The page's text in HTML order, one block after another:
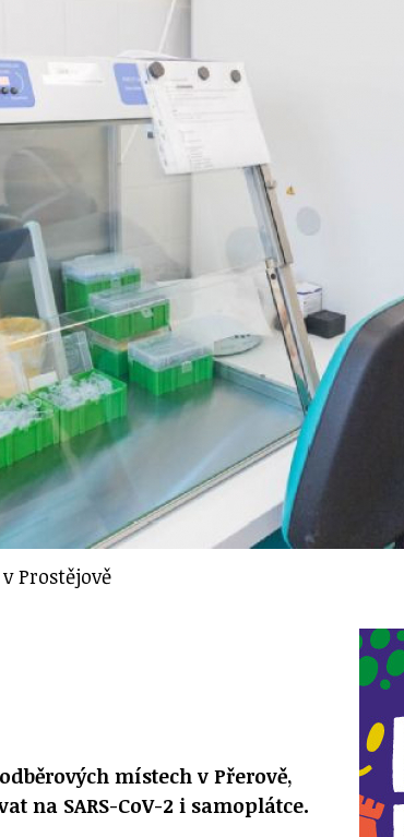
Prostějově
místech v Přerově,
na SARS-CoV-2 i samoplátce.